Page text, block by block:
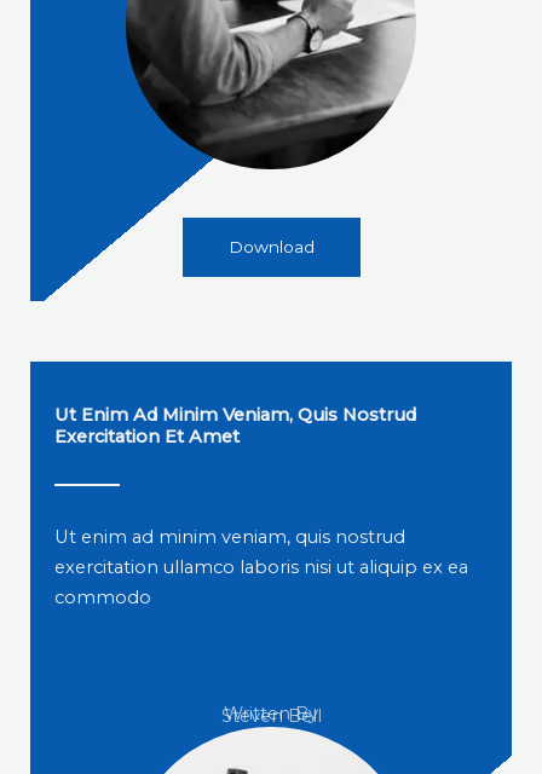
Download
Ut Enim Ad Minim Veniam, Quis Nostrud
Exercitation Et Amet
Ut enim ad minim veniam, quis nostrud
exercitation ullamco laboris nisi ut aliquip ex ea
commodo
Written By
Steven Bell